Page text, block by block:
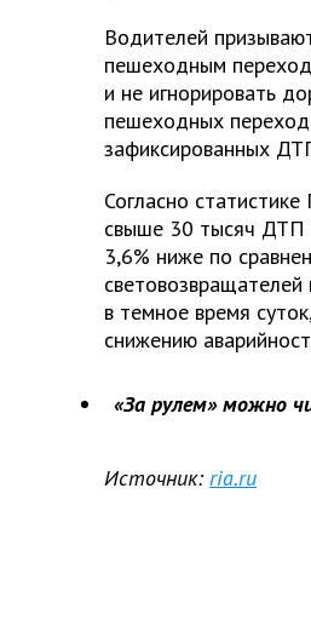
Водителей
пешеходным
и не игнорировать
пешеходных
зафиксированных
Согласно
свыше 30 тысяч ДТП
3,6% ниже по
в темное время
снижению
«За рулем» можно
Источник: ria.ru